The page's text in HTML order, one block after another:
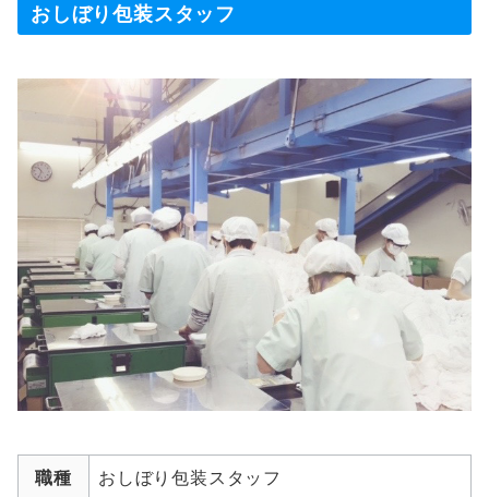
おしぼり包装スタッフ
職種 おしぼり包装スタッフ